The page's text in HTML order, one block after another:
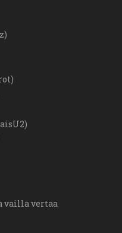
vailla vertaa